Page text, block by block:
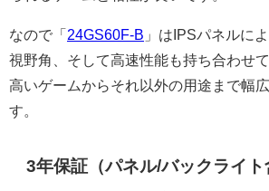
なので「 24GS60F-B 」はIPSパネルに
視野角、そして高速性能も持ち合わせ
高いゲームからそれ以外の用途まで幅
す。
3年保証（パネル/バックライ